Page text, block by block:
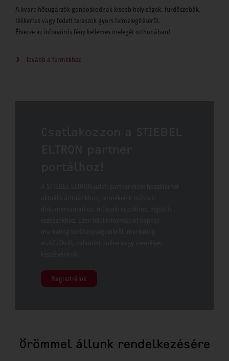
A kvarc hősugárzók gondoskodnak kisebb helyiségek, fürdőszobák,
télikertek vagy fedett teraszok gyors felmelegítéséről.
Élvezze az infravörös fény kellemes melegét otthonában!
Tovább a termékhez
Regisztrálok
Örömmel állunk rendelkezésére